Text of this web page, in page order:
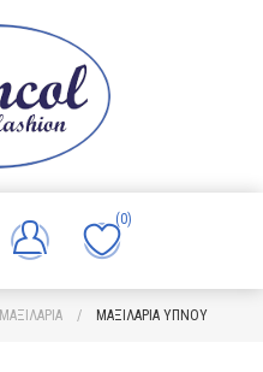
(0)
ΜΑΞΙΛΑΡΙΑ / ΜΑΞΙΛΑΡΙΑ ΥΠΝΟΥ